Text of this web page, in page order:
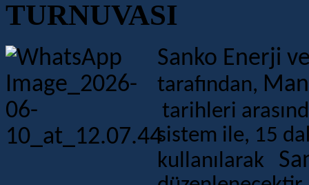
TURNUVASI
Sanko Enerji
tarafından,
tarihleri
sistem ile, 15
kullanılarak